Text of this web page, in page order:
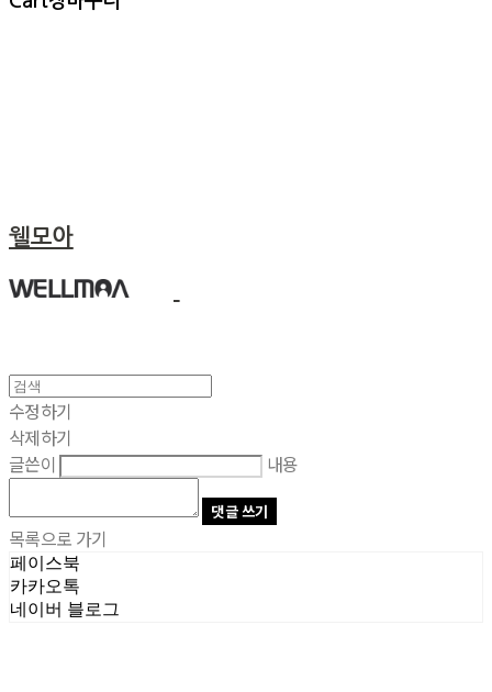
웰모아
수정하기
삭제하기
글쓴이
내용
댓글 쓰기
목록으로 가기
페이스북
카카오톡
네이버 블로그